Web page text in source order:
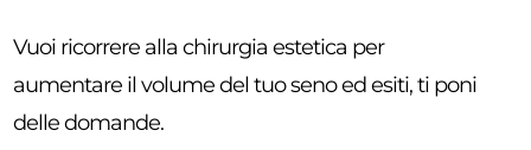
Vuoi ricorrere alla chirurgia estetica per
aumentare il volume del tuo seno ed esiti, ti poni
delle domande.